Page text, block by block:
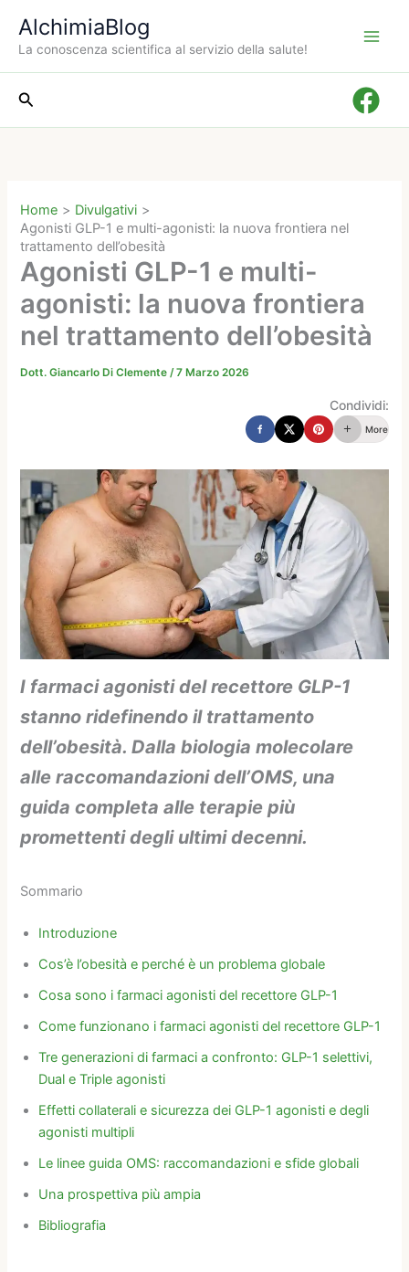
contenuto
AlchimiaBlog
La conoscenza scientifica al servizio della salute!
Cerca
Home
Divulgativi
Agonisti GLP-1 e multi-agonisti: la nuova frontiera nel
trattamento dell’obesità
Agonisti GLP-1 e multi-
agonisti: la nuova frontiera
nel trattamento dell’obesità
Dott. Giancarlo Di Clemente/7 Marzo 2026
Condividi:
More
I farmaci agonisti del recettore GLP-1
stanno ridefinendo il trattamento
dell’obesità. Dalla biologia molecolare
alle raccomandazioni dell’OMS, una
guida completa alle terapie più
promettenti degli ultimi decenni.
Sommario
Introduzione
Cos’è l’obesità e perché è un problema globale
Cosa sono i farmaci agonisti del recettore GLP-1
Come funzionano i farmaci agonisti del recettore GLP-1
Tre generazioni di farmaci a confronto: GLP-1 selettivi,
Dual e Triple agonisti
Effetti collaterali e sicurezza dei GLP-1 agonisti e degli
agonisti multipli
Le linee guida OMS: raccomandazioni e sfide globali
Una prospettiva più ampia
Bibliografia